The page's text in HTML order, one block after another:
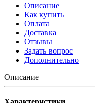
Описание
Как купить
Оплата
Доставка
Отзывы
Задать вопрос
Дополнительно
Описание